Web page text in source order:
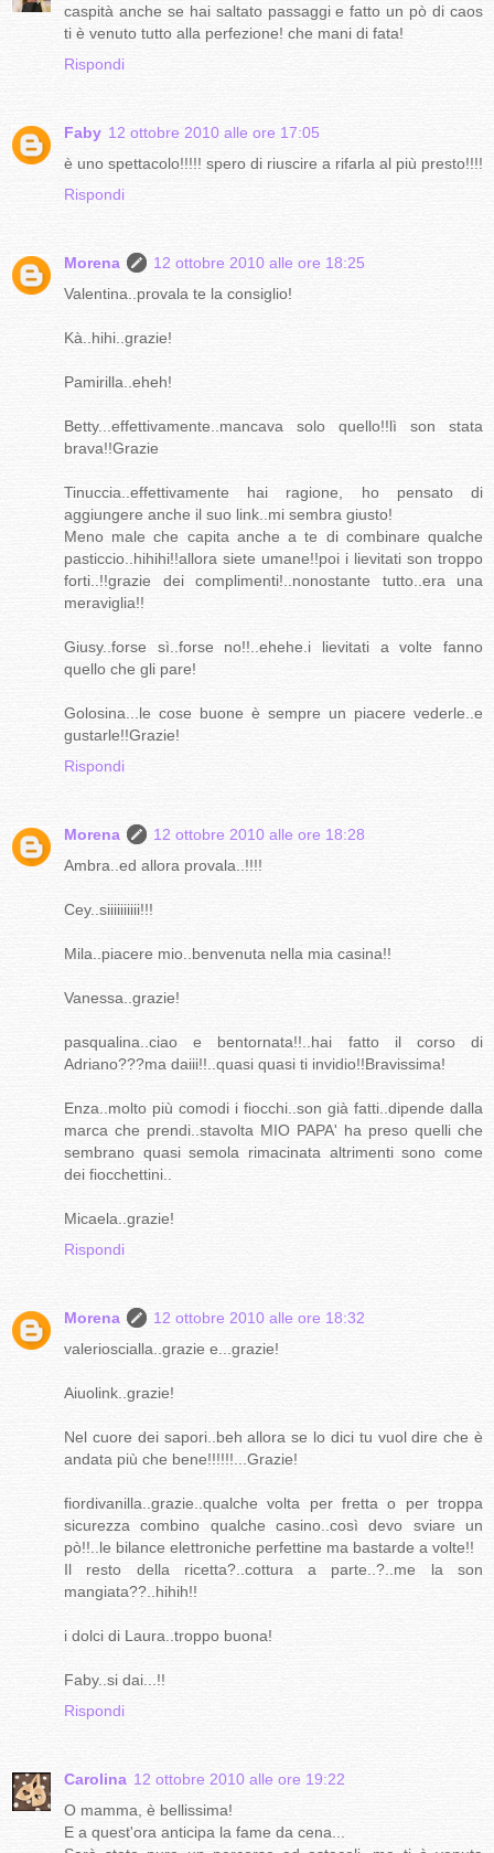
caspità anche se hai saltato passaggi e fatto un pò di caos
ti è venuto tutto alla perfezione! che mani di fata!
Rispondi
Faby 12 ottobre 2010 alle ore 17:05
è uno spettacolo!!!!! spero di riuscire a rifarla al più presto!!!!
Rispondi
Morena
12 ottobre 2010 alle ore 18:25
Valentina..provala te la consiglio!
Kà..hihi..grazie!
Pamirilla..eheh!
Betty...effettivamente..mancava solo quello!!lì son stata
brava!!Grazie
Tinuccia..effettivamente hai ragione, ho pensato di
aggiungere anche il suo link..mi sembra giusto!
Meno male che capita anche a te di combinare qualche
pasticcio..hihihi!!allora siete umane!!poi i lievitati son troppo
forti..!!grazie dei complimenti!..nonostante tutto..era una
meraviglia!!
Giusy..forse sì..forse no!!..ehehe.i lievitati a volte fanno
quello che gli pare!
Golosina...le cose buone è sempre un piacere vederle..e
gustarle!!Grazie!
Rispondi
Morena
12 ottobre 2010 alle ore 18:28
Ambra..ed allora provala..!!!!
Cey..siiiiiiiiii!!!
Mila..piacere mio..benvenuta nella mia casina!!
Vanessa..grazie!
pasqualina..ciao e bentornata!!..hai fatto il corso di
Adriano???ma daiii!!..quasi quasi ti invidio!!Bravissima!
Enza..molto più comodi i fiocchi..son già fatti..dipende dalla
marca che prendi..stavolta MIO PAPA' ha preso quelli che
sembrano quasi semola rimacinata altrimenti sono come
dei fiocchettini..
Micaela..grazie!
Rispondi
Morena
12 ottobre 2010 alle ore 18:32
valerioscialla..grazie e...grazie!
Aiuolink..grazie!
Nel cuore dei sapori..beh allora se lo dici tu vuol dire che è
andata più che bene!!!!!!...Grazie!
fiordivanilla..grazie..qualche volta per fretta o per troppa
sicurezza combino qualche casino..così devo sviare un
pò!!..le bilance elettroniche perfettine ma bastarde a volte!!
Il resto della ricetta?..cottura a parte..?..me la son
mangiata??..hihih!!
i dolci di Laura..troppo buona!
Faby..si dai...!!
Rispondi
Carolina 12 ottobre 2010 alle ore 19:22
O mamma, è bellissima!
E a quest'ora anticipa la fame da cena...